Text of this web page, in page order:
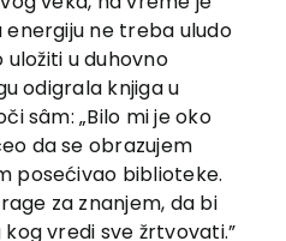
ne treba uludo
u duhovno
odigrala knjiga u
sâm: „Bilo mi je oko
da se obrazujem
posećivao biblioteke.
za znanjem, da bi
vredi sve žrtvovati.”